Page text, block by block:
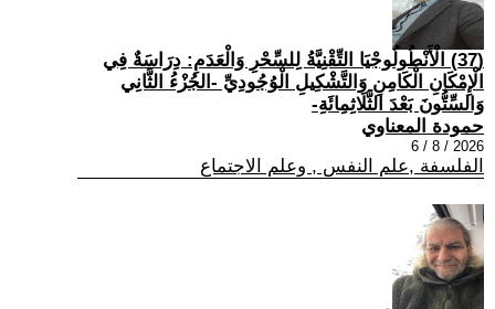
(37) الْأَنْطُولُوجْيَا التِّقْنِيَّةُ لِلسِّحْرِ وَالْعَدَمِ: دِرَاسَةٌ فِي
الْإِمْكَانِ الْكَامِنِ وَالتَّشْكِيلِ الْوُجُودِيِّ -الجُزْءُ الثَّانِي
وَالسِّتُّونَ بَعْدَ الثَّلَاثِمِائَةِ-
حمودة المعناوي
2026 / 8 / 6
الفلسفة ,علم النفس , وعلم الاجتماع